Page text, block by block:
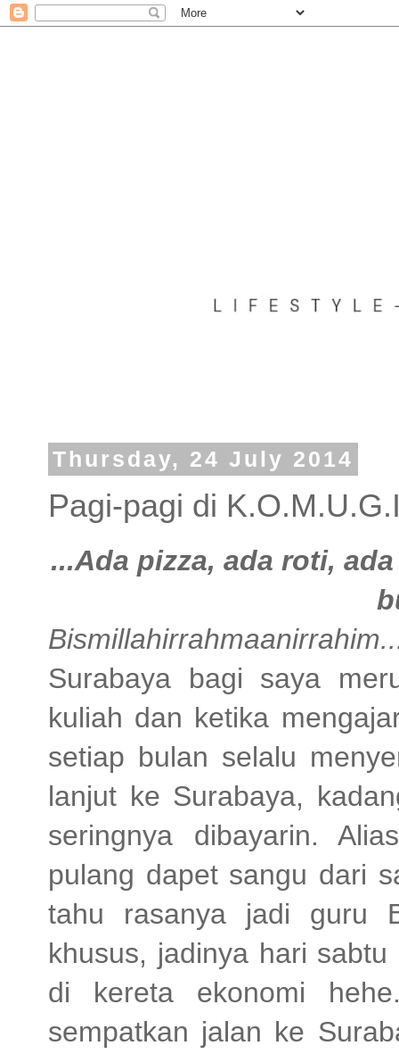
Thursday, 24 July 2014
Pagi-pagi di
...Ada pizza, ada roti,
Surabaya bagi saya
kuliah dan ketika
setiap bulan selalu
lanjut ke Surabaya,
seringnya dibayarin.
pulang dapet sangu dari
tahu rasanya jadi guru
khusus, jadinya hari
di kereta ekonomi
sempatkan jalan ke